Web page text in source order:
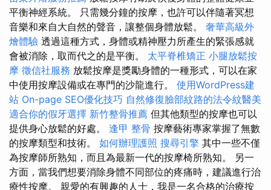
平衡神經系統。 只需幾分鐘的按摩，也許可以伴隨著冥想
音樂和來自大自然的聲音，讓整個身體放鬆。 奢華高級外
燴體驗 透過這種方式，身體或精神壓力所產生的緊張感就
會被消除，取而代之的是平衡。 太平脊椎矯正 小腿放鬆按
摩 徵信社服務 放鬆按摩是獎勵身體的一種形式，可以在家
中使用按摩設備或在專門的沙龍進行。 使用WordPress建
站 On-page SEO優化技巧 自然修復臉部紋路的法令紋醫美
適合你的假牙選擇 新竹整骨推薦 但其他類型的按摩也可以
提供身心放鬆的好處。 逢甲 整骨 按摩藝術專家掌握了無數
的按摩類型和技術。 如何辦理護照 搜尋引擎 其中一些不僅
為按摩師所熟知，而且為最新一代的按摩椅所熟知。 另一
方面，當我們想要消除身體不同部位的疼痛時，建議進行治
療性按摩。 親愛的有興趣的人士，我是一名合格的治療按